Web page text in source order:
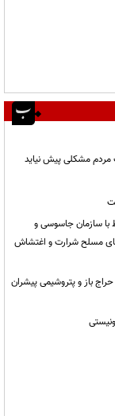
مردم مشکلی پیش نیاید
از مزدوران مرتبط با سازمان جاسوسی و
۴ نفر از اعضای باندهای مسلح شرارت و اغتشاش
کالا / حراج باز و پتروشیمی پیشران